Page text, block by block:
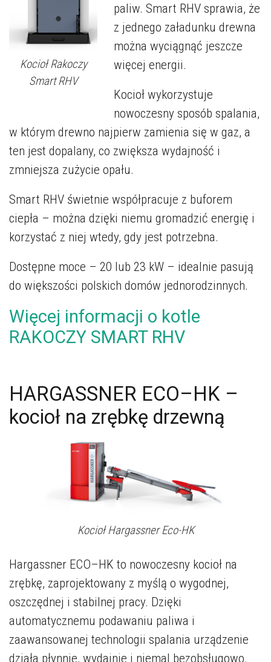
Kocioł Rakoczy
Smart RHV
paliw. Smart RHV sprawia, że
z jednego załadunku drewna
można wyciągnąć jeszcze
więcej energii.
Kocioł wykorzystuje
nowoczesny sposób spalania,
w którym drewno najpierw zamienia się w gaz, a
ten jest dopalany, co zwiększa wydajność i
zmniejsza zużycie opału.
Smart RHV świetnie współpracuje z buforem
ciepła – można dzięki niemu gromadzić energię i
korzystać z niej wtedy, gdy jest potrzebna.
Dostępne moce – 20 lub 23 kW – idealnie pasują
do większości polskich domów jednorodzinnych.
Więcej informacji o kotle
RAKOCZY SMART RHV
HARGASSNER ECO–HK –
kocioł na zrębkę drzewną
Kocioł Hargassner Eco-HK
Hargassner ECO–HK to nowoczesny kocioł na
zrębkę, zaprojektowany z myślą o wygodnej,
oszczędnej i stabilnej pracy. Dzięki
automatycznemu podawaniu paliwa i
zaawansowanej technologii spalania urządzenie
działa płynnie, wydajnie i niemal bezobsługowo.